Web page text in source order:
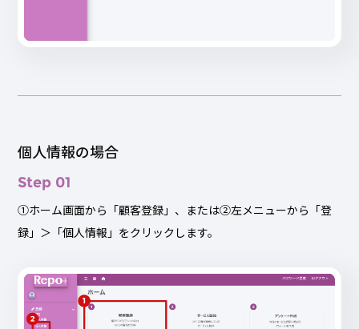
個人情報の場合
Step 01
①ホーム画面から「顧客登録」、または②左メニューから「登
録」＞「個人情報」をクリックします。